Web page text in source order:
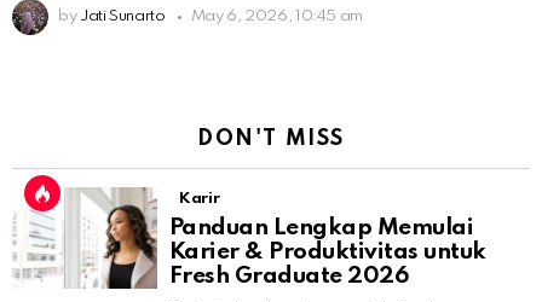
by Jati Sunarto May 6, 2026, 10:45 am
DON'T MISS
Karir
Panduan Lengkap Memulai
Karier & Produktivitas untuk
Fresh Graduate 2026